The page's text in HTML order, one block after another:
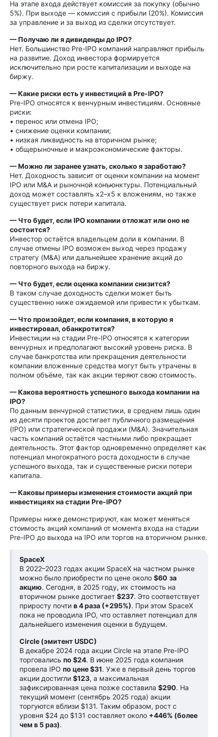
На этапе входа действует комиссия за покупку (обычно
5%). При выходе — комиссия с прибыли (20%). Комиссия
за управление и за выход из сделки отсутствует.
— Получаю ли я дивиденды до IPO?
Нет. Большинство Pre-IPO компаний направляют прибыль
на развитие. Доход инвестора формируется
исключительно при росте капитализации и выходе на
биржу.
— Какие риски есть у инвестиций в Pre-IPO?
Pre-IPO относятся к венчурным инвестициям. Основные
риски:
• перенос или отмена IPO;
• снижение оценки компании;
• низкая ликвидность на вторичном рынке;
• общерыночные и макроэкономические факторы.
— Можно ли заранее узнать, сколько я заработаю?
Нет. Доходность зависит от оценки компании на момент
IPO или M&A и рыночной конъюнктуры. Потенциальный
доход может составлять x2–x5 к вложениям, но также
существует риск потери капитала.
— Что будет, если IPO компании отложат или оно не
состоится?
Инвестор остаётся владельцем доли в компании. В
случае отмены IPO возможен выход через продажу
стратегу (M&A) или дальнейшее хранение акций до
повторного выхода на биржу.
— Что будет, если оценка компании снизится?
В таком случае доходность сделки может быть
существенно ниже ожидаемой или привести к убыткам.
— Что произойдет, если компания, в которую я
инвестировал, обанкротится?
Инвестиции на стадии Pre-IPO относятся к категории
венчурных и предполагают высокий уровень риска. В
случае банкротства или прекращения деятельности
компании вложенные средства могут быть утрачены в
полном объёме, так как акции теряют свою стоимость.
— Какова вероятность успешного выхода компании на
IPO?
По данным венчурной статистики, в среднем лишь один
из десяти проектов достигает публичного размещения
(IPO) или стратегической продажи (M&A). Значительная
часть компаний остаётся частными либо прекращает
деятельность. Этот фактор одновременно определяет как
потенциал многократного роста доходности в случае
успешного выхода, так и существенные риски потери
капитала.
— Каковы примеры изменения стоимости акций при
инвестициях на стадии Pre-IPO?
Примеры ниже демонстрируют, как может меняться
стоимость акций компаний от момента входа на стадии
Pre-IPO до выхода на IPO или торгов на вторичном рынке.
SpaceX
В 2022–2023 годах акции SpaceX на частном рынке
можно было приобрести по цене около $60 за
акцию. Сегодня, в 2025 году, их стоимость на
вторичном рынке достигает $237. Это соответствует
приросту почти в 4 раза (+295%). При этом SpaceX
пока не проводила IPO, что оставляет потенциал для
дальнейшего изменения оценки в будущем.
Circle (эмитент USDC)
В декабре 2024 года акции Circle на этапе Pre-IPO
торговались по $24. В июне 2025 года компания
провела IPO по цене $31. Уже в первый день торгов
акции достигли $123, а максимальная
зафиксированная цена позже составила $290. На
текущий момент (сентябрь 2025 года) акции
торгуются вблизи $131. Таким образом, рост с
уровня $24 до $131 составляет около +446% (более
чем в 5 раз).